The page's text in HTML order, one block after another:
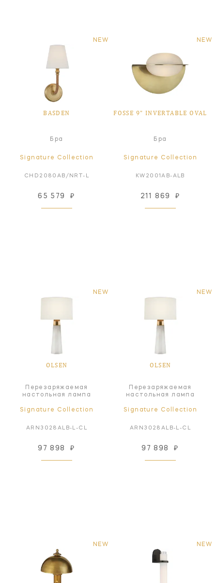
NEW
BASDEN
Бра
Signature Collection
CHD2080AB/NRT-L
65 579 ₽
NEW
FOSSE 9" INVERTABLE OVAL
Бра
Signature Collection
KW2001AB-ALB
211 869 ₽
NEW
OLSEN
Перезаряжаемая
настольная лампа
Signature Collection
ARN3028ALB-L-CL
97 898 ₽
NEW
OLSEN
Перезаряжаемая
настольная лампа
Signature Collection
ARN3028ALB-L-CL
97 898 ₽
NEW NEW